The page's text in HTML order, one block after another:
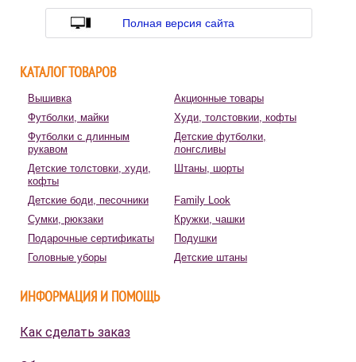
Полная версия сайта
КАТАЛОГ ТОВАРОВ
Вышивка
Акционные товары
Футболки, майки
Худи, толстовкии, кофты
Футболки с длинным
рукавом
Детские футболки,
лонгсливы
Детские толстовки, худи,
кофты
Штаны, шорты
Детские боди, песочники
Family Look
Сумки, рюкзаки
Кружки, чашки
Подарочные сертификаты
Подушки
Головные уборы
Детские штаны
ИНФОРМАЦИЯ И ПОМОЩЬ
Как сделать заказ